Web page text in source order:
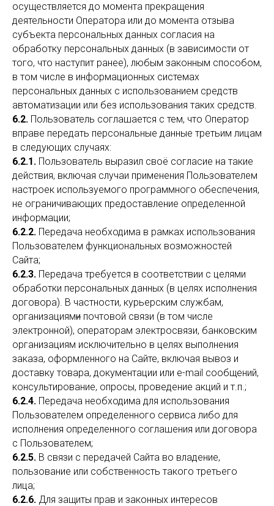
осуществляется до момента прекращения
деятельности Оператора или до момента отзыва
субъекта персональных данных согласия на
обработку персональных данных (в зависимости от
того, что наступит ранее), любым законным способом,
в том числе в информационных системах
персональных данных с использованием средств
автоматизации или без использования таких средств.
6.2. Пользователь соглашается с тем, что Оператор
вправе передать персональные данные третьим лицам
в следующих случаях:
6.2.1. Пользователь выразил своё согласие на такие
действия, включая случаи применения Пользователем
настроек используемого программного обеспечения,
не ограничивающих предоставление определенной
информации;
6.2.2. Передача необходима в рамках использования
Пользователем функциональных возможностей
Сайта;
6.2.3. Передача требуется в соответствии с целями
обработки персональных данных (в целях исполнения
договора). В частности, курьерским службам,
организациями почтовой связи (в том числе
электронной), операторам электросвязи, банковским
организациям исключительно в целях выполнения
заказа, оформленного на Сайте, включая вывоз и
доставку товара, документации или e-mail сообщений,
консультирование, опросы, проведение акций и т.п.;
6.2.4. Передача необходима для использования
Пользователем определенного сервиса либо для
исполнения определенного соглашения или договора
с Пользователем;
6.2.5. В связи с передачей Сайта во владение,
пользование или собственность такого третьего
лица;
6.2.6. Для защиты прав и законных интересов